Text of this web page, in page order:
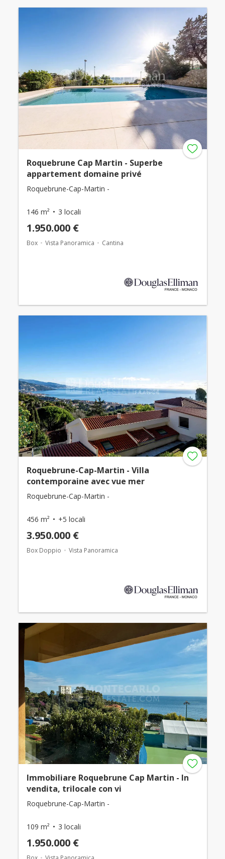
Roquebrune Cap Martin - Superbe
appartement domaine privé
Roquebrune-Cap-Martin -
146 m² 3 locali
1.950.000 €
Box Vista Panoramica Cantina
Roquebrune-Cap-Martin - Villa
contemporaine avec vue mer
Roquebrune-Cap-Martin -
456 m² +5 locali
3.950.000 €
Box Doppio Vista Panoramica
Immobiliare Roquebrune Cap Martin - In
vendita, trilocale con vi
Roquebrune-Cap-Martin -
109 m² 3 locali
1.950.000 €